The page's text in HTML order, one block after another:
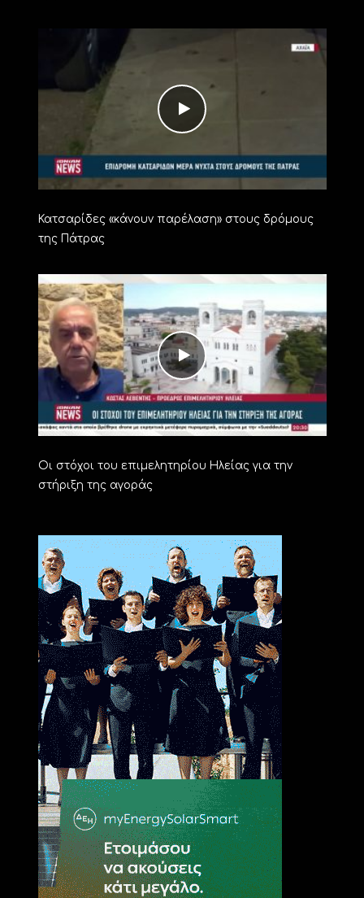
Κατσαρίδες «κάνουν παρέλαση» στους δρόμους
της Πάτρας
Οι στόχοι του επιμελητηρίου Ηλείας για την
στήριξη της αγοράς